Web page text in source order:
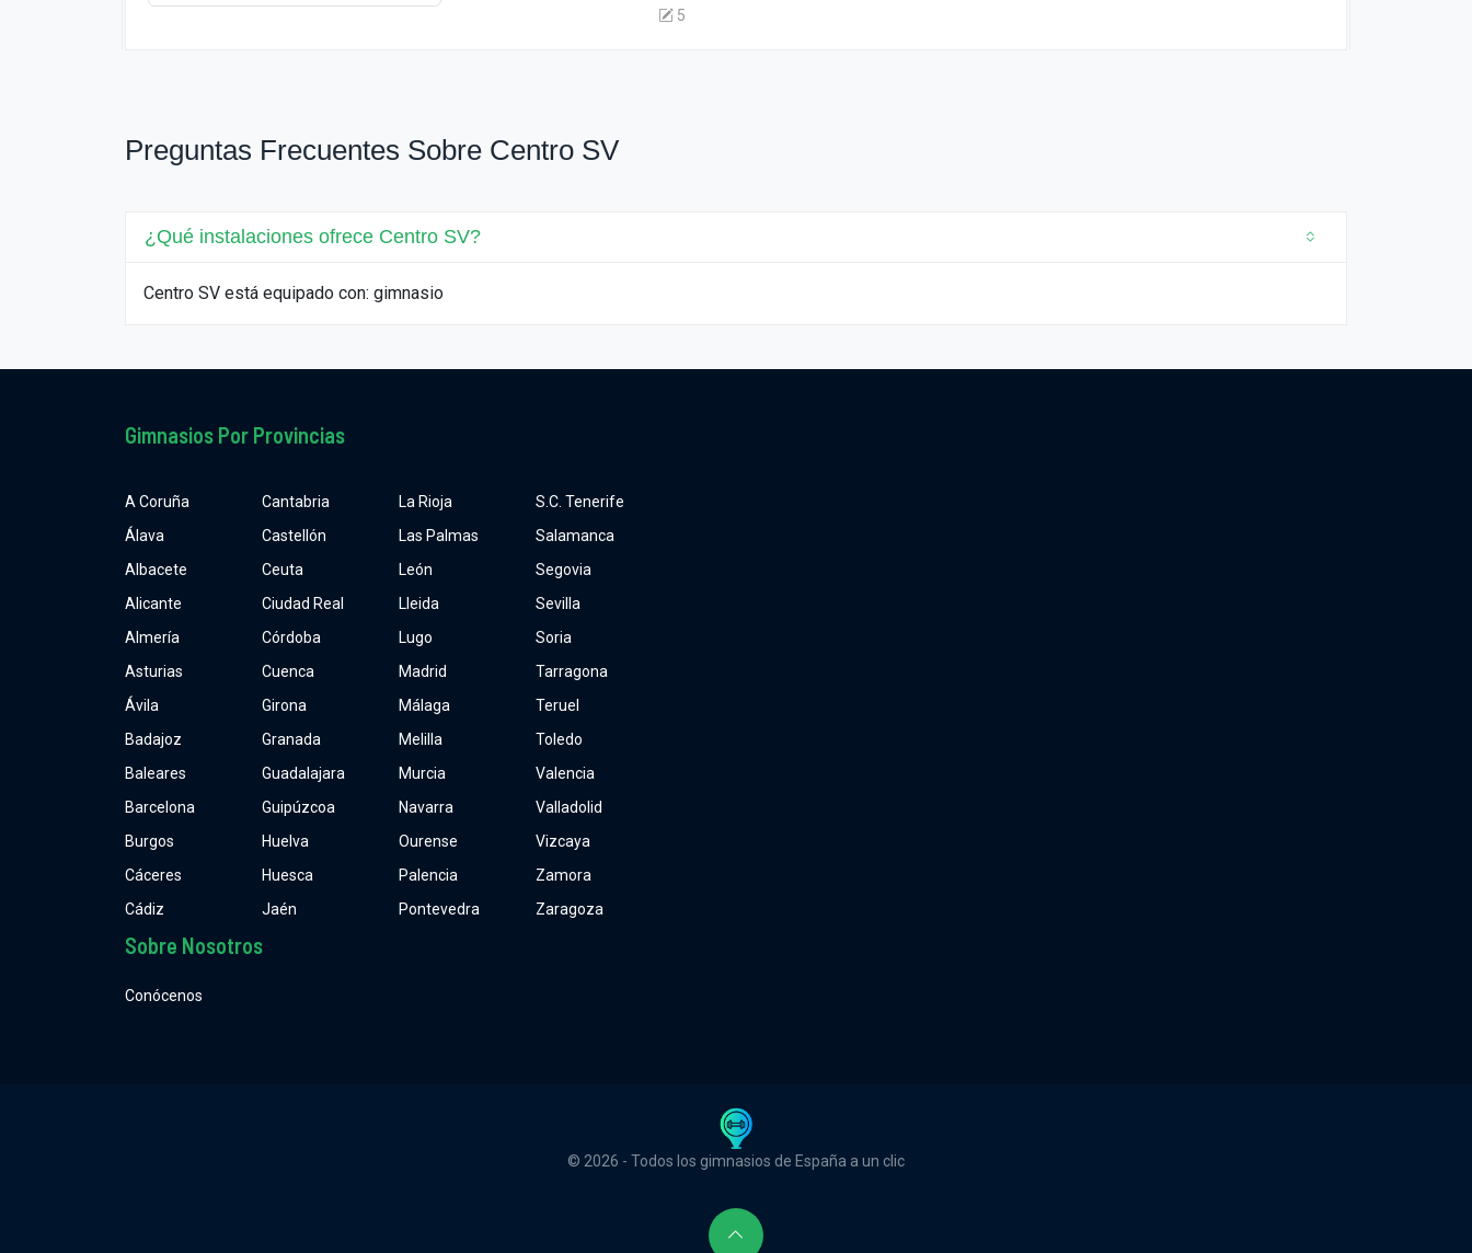
5
Preguntas Frecuentes Sobre Centro SV
¿Qué instalaciones ofrece Centro SV?
Centro SV está equipado con: gimnasio
Gimnasios Por Provincias
A Coruña
Álava
Albacete
Alicante
Almería
Asturias
Ávila
Badajoz
Baleares
Barcelona
Burgos
Cáceres
Cádiz
Cantabria
Castellón
Ceuta
Ciudad Real
Córdoba
Cuenca
Girona
Granada
Guadalajara
Guipúzcoa
Huelva
Huesca
Jaén
La Rioja
Las Palmas
León
Lleida
Lugo
Madrid
Málaga
Melilla
Murcia
Navarra
Ourense
Palencia
Pontevedra
S.C. Tenerife
Salamanca
Segovia
Sevilla
Soria
Tarragona
Teruel
Toledo
Valencia
Valladolid
Vizcaya
Zamora
Zaragoza
Sobre Nosotros
Conócenos
© 2026 - Todos los gimnasios de España a un clic